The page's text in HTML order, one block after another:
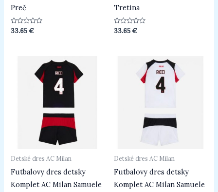
Preč
Hodnotenie
0
33.65€
Tretina
Hodnotenie
0
33.65€
Detské dres AC Milan
Futbalovy dres detsky
Komplet AC Milan Samuele
Detské dres AC Milan
Futbalovy dres detsky
Komplet AC Milan Samuele